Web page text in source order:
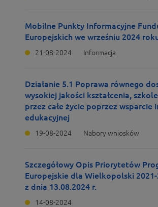
Mobilne Punkty Informacyjne
Europejskich we wrześniu 2024
21-08-2024 Informacja
Działanie 5.1 Poprawa równego
wysokiej jakości kształcenia,
przez całe życie poprzez
edukacyjnej
19-08-2024 Nabory wniosków
Szczegółowy Opis Priorytetów
Europejskie dla Wielkopolski
z dnia 13.08.2024 r.
14-08-2024